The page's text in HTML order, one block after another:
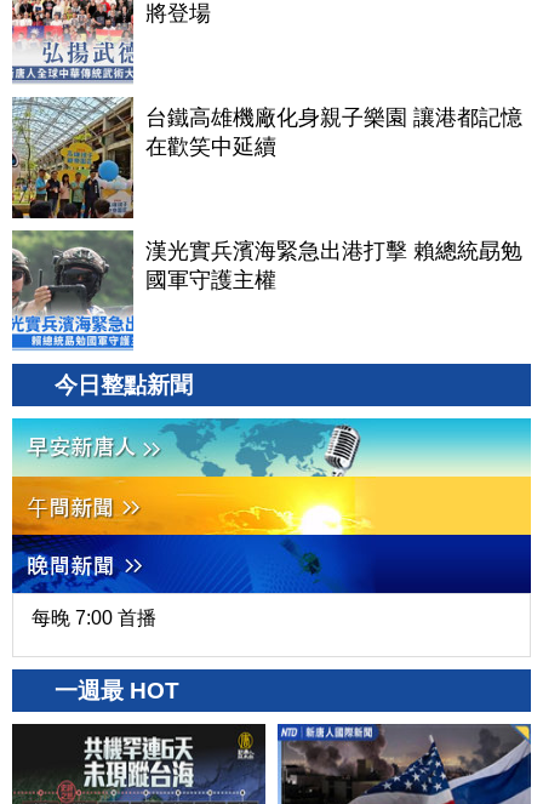
將登場
台鐵高雄機廠化身親子樂園 讓港都記憶
在歡笑中延續
漢光實兵濱海緊急出港打擊 賴總統勗勉
國軍守護主權
今日整點新聞
每晚 7:00 首播
一週最 HOT